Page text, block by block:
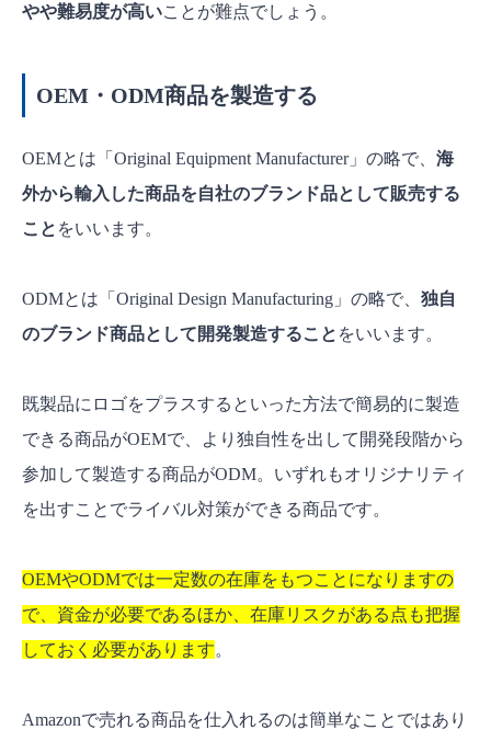
やや難易度が高いことが難点でしょう。
OEM・ODM商品を製造する
OEMとは「Original Equipment Manufacturer」の略で、 海
外から輸入した商品を自社のブランド品として販売する
こと をいいます。
ODMとは「Original Design Manufacturing」の略で、 独自
のブランド商品として開発製造すること をいいます。
既製品にロゴをプラスするといった方法で簡易的に製造
できる商品がOEMで、より独自性を出して開発段階から
参加して製造する商品がODM。いずれもオリジナリティ
を出すことでライバル対策ができる商品です。
OEMやODMでは一定数の在庫をもつことになりますの
で、資金が必要であるほか、在庫リスクがある点も把握
しておく必要があります。
Amazonで売れる商品を仕入れるのは簡単なことではあり